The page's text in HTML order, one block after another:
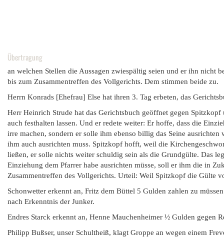
Übertragung
an welchen Stellen die Aussagen zwiespältig seien und er ihn nicht
bis zum Zusammentreffen des Vollgerichts. Dem stimmen beide zu.
Herrn Konrads [Ehefrau] Else hat ihren 3. Tag erbeten, das
Herr Heinrich Strude hat das Gerichtsbuch geöffnet gegen
auch festhalten lassen. Und er redete weiter: Er hoffe, dass die
irre machen, sondern er solle ihm ebenso billig das Seine
ihm auch ausrichten muss. Spitzkopf hofft, weil die
ließen, er solle nichts weiter schuldig sein als die Grundgülte. Das
Einziehung dem Pfarrer habe ausrichten müsse, soll er ihm die in
Zusammentreffen des Vollgerichts. Urteil: Weil Spitzkopf die Gülte
Schonwetter erkennt an, Fritz dem Büttel 5 Gulden zahlen zu
nach Erkenntnis der Junker.
Endres Starck erkennt an, Henne Mauchenheimer ½ Gulden gegen
Philipp Bußser, unser Schultheiß, klagt Groppe an wegen einem